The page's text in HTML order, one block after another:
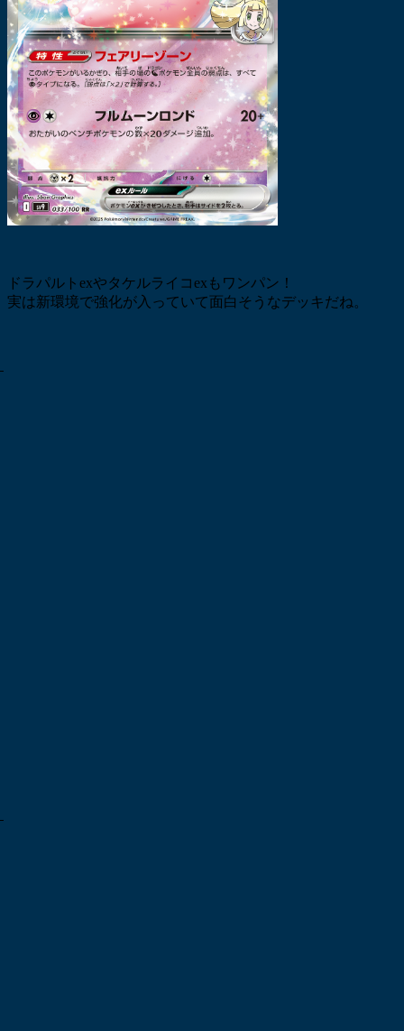
ドラパルトexやタケルライコexもワンパン！
実は新環境で強化が入っていて面白そうなデッキだね。